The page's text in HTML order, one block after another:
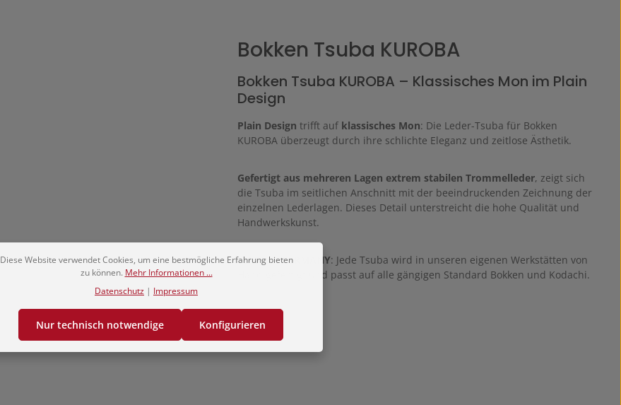
Bokken Tsuba KUROBA
Bokken Tsuba KUROBA – Klassisches Mon im Plain
Design
Plain Design trifft auf klassisches Mon: Die Leder-Tsuba für Bokken
KUROBA überzeugt durch ihre schlichte Eleganz und zeitlose Ästhetik.
Gefertigt aus mehreren Lagen extrem stabilen Trommelleder, zeigt sich
die Tsuba im seitlichen Anschnitt mit der beeindruckenden Zeichnung der
einzelnen Lederlagen. Dieses Detail unterstreicht die hohe Qualität und
Handwerkskunst.
MADE in GERMANY: Jede Tsuba wird in unseren eigenen Werkstätten von
Hand gefertigt und passt auf alle gängigen Standard Bokken und Kodachi.
Diese Website verwendet Cookies, um eine bestmögliche Erfahrung bieten
zu können. Mehr Informationen ...
Datenschutz | Impressum
Nur technisch notwendige Konfigurieren